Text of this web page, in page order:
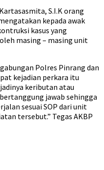
S.I.K orang
kepada awak
kasus yang
masing – masing unit
Polres Pinrang dan
kejadian perkara itu
keributan atau
jawab sehingga
sesuai SOP dari unit
tersebut.” Tegas AKBP